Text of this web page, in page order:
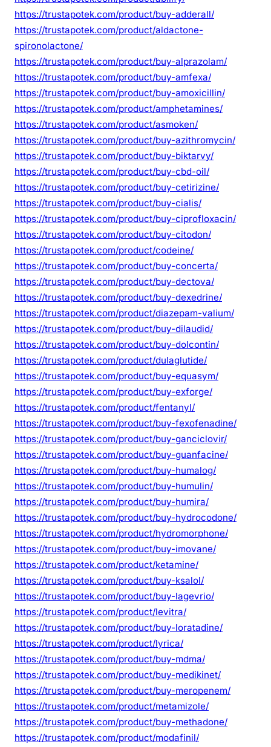
https://trustapotek.com/product/buy-adderall/
https://trustapotek.com/product/aldactone-
spironolactone/
https://trustapotek.com/product/buy-alprazolam/
https://trustapotek.com/product/buy-amfexa/
https://trustapotek.com/product/buy-amoxicillin/
https://trustapotek.com/product/amphetamines/
https://trustapotek.com/product/asmoken/
https://trustapotek.com/product/buy-azithromycin/
https://trustapotek.com/product/buy-biktarvy/
https://trustapotek.com/product/buy-cbd-oil/
https://trustapotek.com/product/buy-cetirizine/
https://trustapotek.com/product/buy-cialis/
https://trustapotek.com/product/buy-ciprofloxacin/
https://trustapotek.com/product/buy-citodon/
https://trustapotek.com/product/codeine/
https://trustapotek.com/product/buy-concerta/
https://trustapotek.com/product/buy-dectova/
https://trustapotek.com/product/buy-dexedrine/
https://trustapotek.com/product/diazepam-valium/
https://trustapotek.com/product/buy-dilaudid/
https://trustapotek.com/product/buy-dolcontin/
https://trustapotek.com/product/dulaglutide/
https://trustapotek.com/product/buy-equasym/
https://trustapotek.com/product/buy-exforge/
https://trustapotek.com/product/fentanyl/
https://trustapotek.com/product/buy-fexofenadine/
https://trustapotek.com/product/buy-ganciclovir/
https://trustapotek.com/product/buy-guanfacine/
https://trustapotek.com/product/buy-humalog/
https://trustapotek.com/product/buy-humulin/
https://trustapotek.com/product/buy-humira/
https://trustapotek.com/product/buy-hydrocodone/
https://trustapotek.com/product/hydromorphone/
https://trustapotek.com/product/buy-imovane/
https://trustapotek.com/product/ketamine/
https://trustapotek.com/product/buy-ksalol/
https://trustapotek.com/product/buy-lagevrio/
https://trustapotek.com/product/levitra/
https://trustapotek.com/product/buy-loratadine/
https://trustapotek.com/product/lyrica/
https://trustapotek.com/product/buy-mdma/
https://trustapotek.com/product/buy-medikinet/
https://trustapotek.com/product/buy-meropenem/
https://trustapotek.com/product/metamizole/
https://trustapotek.com/product/buy-methadone/
https://trustapotek.com/product/modafinil/